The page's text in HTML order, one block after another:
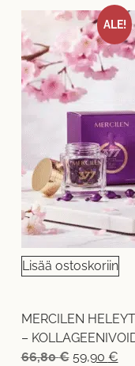
ALE!
Lisää ostoskoriin
MERCILEN
–
66,80€ 59,90 €